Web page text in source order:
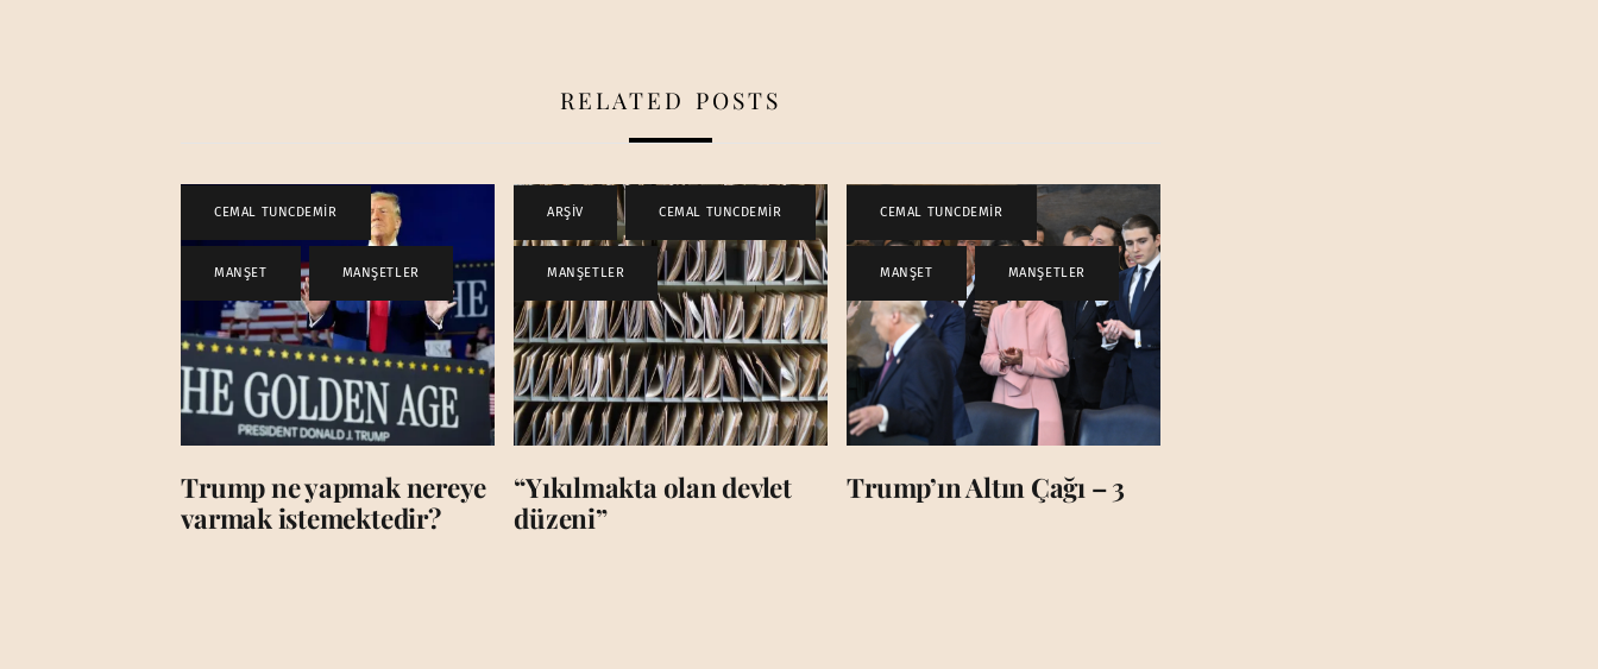
RELATED POSTS
CEMAL TUNCDEMİR ,
MANŞET , MANŞETLER
Trump ne yapmak nereye
varmak istemektedir?
ARŞİV , CEMAL TUNCDEMİR ,
MANŞETLER
“Yıkılmakta olan devlet
düzeni”
CEMAL TUNCDEMİR
MANŞET , MANŞETLER
Trump’ın Altın Çağı – 3